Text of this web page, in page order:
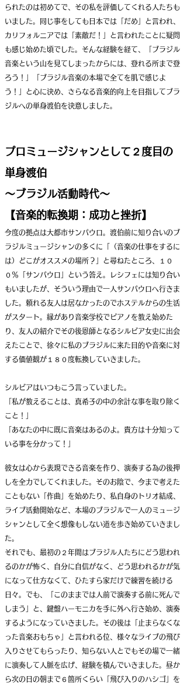
られたのは初めてで、その私を評価してくれる人たちも
いました。同じ事をしても日本では「だめ」と言われ、
カリフォルニアでは「素敵だ！」と言われたことに疑問
も感じ始めた頃でした。そんな経験を経て、「ブラジル
音楽という山を見てしまったからには、登れる所まで登
ろう！」「ブラジル音楽の本場で全てを肌で感じよ
う！」と心に決め、さらなる音楽的向上を目指してブラ
ジルへの単身渡伯を決意しました。
プロミュージシャンとして２度目の
単身渡伯
〜ブラジル活動時代〜
【音楽的転換期：成功と挫折】
今度の拠点は大都市サンパウロ。 渡伯前に知り合いのブ
ラジルミュージシャンの多くに「（音楽の仕事をするに
は）どこがオススメの場所？」と尋ねたところ、１０
０％「サンパウロ」という答え。レシフェには知り合い
もいましたが、そういう理由で一人サンパウロへ行きま
した。頼れる友人は居なかったのでホステルからの生活
がスタート。 縁があり音楽学校でピアノを教え始めた
り、友人の紹介でその後恩師となるシルビア女史に出会
えたことで、徐々に私のブラジルに来た目的や音楽に対
する価値観が１８０度転換していきました。
シルビアはいつもこう言っていました。
「私が教えることは、真希子の中の余計な事を取り除く
こと！」
「あなたの中に既に音楽はあるのよ。貴方は十分知って
いる事を分かって！」
彼女は心から表現できる音楽を作り、演奏する為の後押
しを全力でしてくれました。そのお陰で、今まで考えた
こともない「作曲」を始めたり、私自身のトリオ結成、
ライブ活動開始など、本場のブラジルで一人のミュージ
シャンとして全く想像もしない道を歩き始めていきまし
た。
それでも、最初の２年間はブラジル人たちにどう思われ
るのかが怖く、自分に自信がなく、どう思われるかが気
になって仕方なくて、ひたすら家だけで練習を続ける
日々。 でも、「このままでは人前で演奏する前に死んで
しまう」と、鍵盤ハーモニカを手に外へ行き始め、演奏
するようになっていきました。その後は「止まらなくな
った音楽おもちゃ」と言われる位、様々なライブの飛び
入りさせてもらったり、知らない人とでもその場で一緒
に演奏して人脈を広げ、経験を積んでいきました。昼か
ら次の日の朝まで６箇所くらい「飛び入りのハシゴ」を